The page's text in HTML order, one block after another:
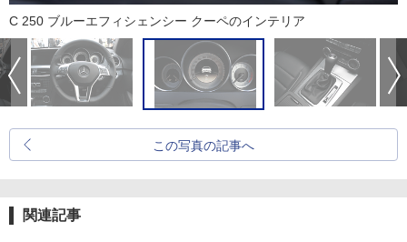
C 250 ブルーエフィシェンシー クーペのインテリア
この写真の記事へ
関連記事